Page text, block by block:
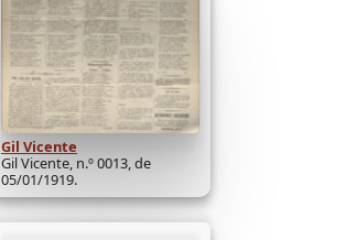
Gil Vicente
Gil Vicente, n.º 0013, de
05/01/1919.